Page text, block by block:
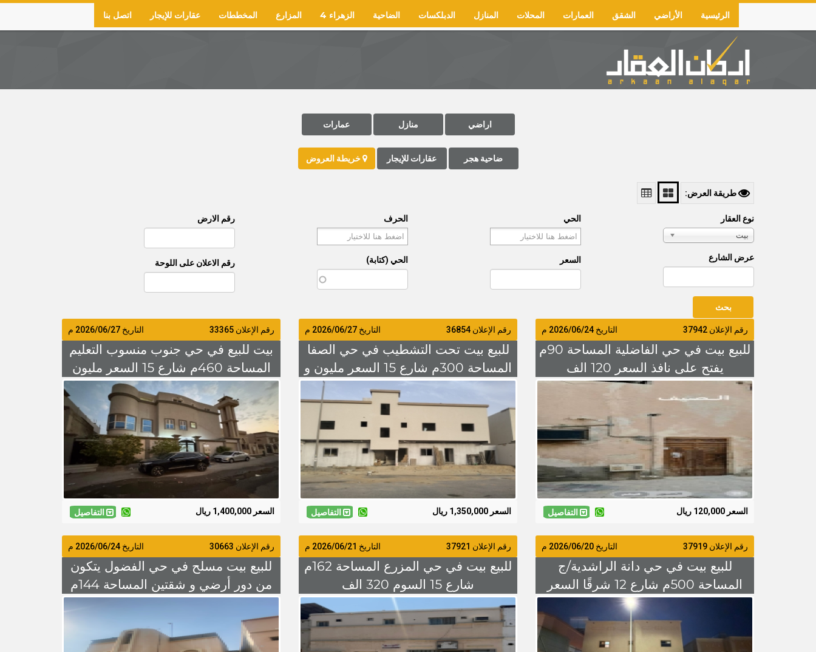
Skip
main
Main
navigation
اتصل بنا عقارات للإيجار المخططات المزارع الزهراء 4 الضاحية الدبلكسات المنازل المحلات العمارات الشقق الأراضي الرئيسية
اراضي منازل عمارات
ضاحية هجر عقارات للإيجار خريطة العروض
طريقة العرض:
نوع العقار
بيت
عرض الشارع
الحي
السعر
الحرف
الحي (كتابة)
رقم الارض
رقم اﻻعلان على اللوحة
التاريخ 2026/06/27 م رقم الإعلان 33365
بيت للبيع في حي جنوب منسوب التعليم
المساحة 460م شارع 15 السعر مليون
و400 الف
التفاصيل السعر 1,400,000 ريال
التاريخ 2026/06/27 م رقم الإعلان 36854
للبيع بيت تحت التشطيب في حي الصفا
المساحة 300م شارع 15 السعر مليون و
350 الف
التفاصيل السعر 1,350,000 ريال
التاريخ 2026/06/24 م رقم الإعلان 37942
للبيع بيت في حي الفاضلية المساحة 90م
يفتح على نافذ السعر 120 الف
التفاصيل السعر 120,000 ريال
التاريخ 2026/06/24 م رقم الإعلان 30663
للبيع بيت مسلح في حي الفضول يتكون
من دور أرضي و شقتين المساحة 144م
شارع 8 السعر 600 الف
التاريخ 2026/06/21 م رقم الإعلان 37921
للبيع بيت في حي المزرع المساحة 162م
شارع 15 السوم 320 الف
التاريخ 2026/06/20 م رقم الإعلان 37919
للبيع بيت في حي دانة الراشدية/ج
المساحة 500م شارع 12 شرقًا السعر
مليون و 800 الف قابل للتفاوض